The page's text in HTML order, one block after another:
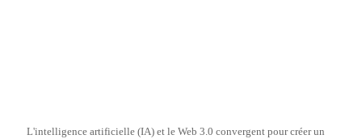
L'intelligence artificielle (IA) et le Web 3.0 convergent pour créer un